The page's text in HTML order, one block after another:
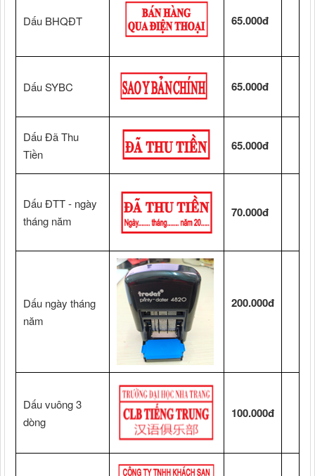
Dấu BHQĐT 65.000đ
Dấu SYBC 65.000đ
Dấu Đã Thu
Tiền
65.000đ
Dấu ĐTT - ngày
tháng năm
70.000đ
Dấu ngày tháng
năm
200.000đ
Dấu vuông 3
dòng
100.000đ